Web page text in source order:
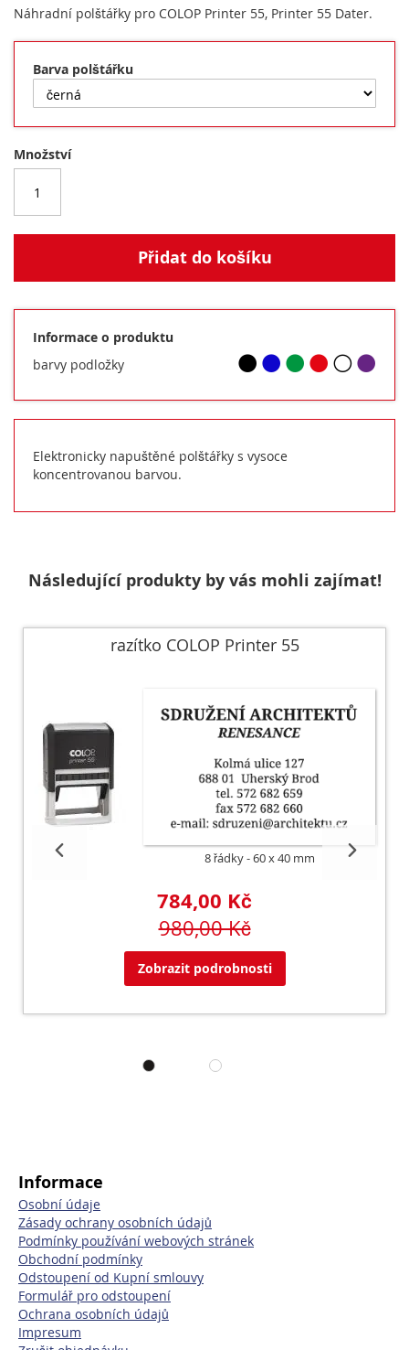
obrázky
Náhradní polštářky pro COLOP Printer 55, Printer 55 Dater.
Barva polštářku
Množství
Přidat do košíku
Informace o produktu
barvy podložky
Elektronicky napuštěné polštářky s vysoce
koncentrovanou barvou.
Následující produkty by vás mohli zajímat!
razítko COLOP Printer 55
8 řádky 60 x 40 mm
784,00 Kč
980,00 Kč
Zobrazit podrobnosti
Informace
Osobní údaje
Zásady ochrany osobních údajů
Podmínky používání webových stránek
Obchodní podmínky
Odstoupení od Kupní smlouvy
Formulář pro odstoupení
Ochrana osobních údajů
Impresum